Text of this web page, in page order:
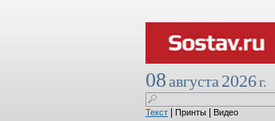
08августа 2026г.
Текст Принты Видео